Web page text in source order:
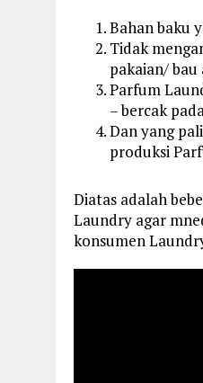
Bahan baku
Tidak
pakaian/ bau
Parfum
– bercak
Dan yang
produksi
Diatas adalah
Laundry agar
konsumen